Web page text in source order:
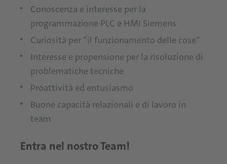
Conoscenza e interesse per la
programmazione PLC e HMI Siemens
Curiosità per “il funzionamento delle cose”
Interesse e propensione per la risoluzione di
problematiche tecniche
Proattività ed entusiasmo
Buone capacità relazionali e di lavoro in
team
Entra nel nostro Team!